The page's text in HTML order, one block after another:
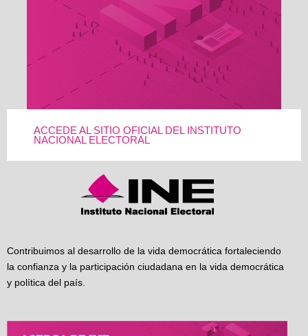
ACCEDE AL SITIO OFICIAL DEL INSTITUTO
NACIONAL ELECTORAL
Contribuimos al desarrollo de la vida democrática fortaleciendo
la confianza y la participación ciudadana en la vida democrática
y política del país.